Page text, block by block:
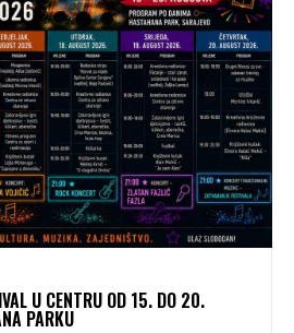
U CENTRU OD 15. DO 20.
PARKU